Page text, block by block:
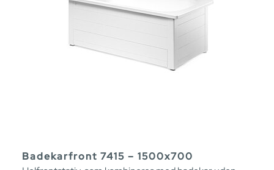
Badekarfront 7415 – 1500x700